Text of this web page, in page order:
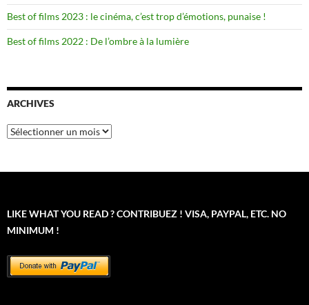
Best of films 2023 : le cinéma, c’est trop d’émotions, punaise !
Best of films 2022 : De l’ombre à la lumière
ARCHIVES
Archives
LIKE WHAT YOU READ ? CONTRIBUEZ ! VISA, PAYPAL, ETC. NO
MINIMUM !